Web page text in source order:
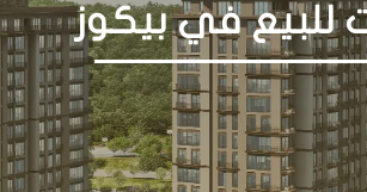
للبيع في بيكوز